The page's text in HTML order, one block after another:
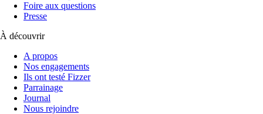
Foire aux questions
Presse
À découvrir
A propos
Nos engagements
Ils ont testé Fizzer
Parrainage
Journal
Nous rejoindre